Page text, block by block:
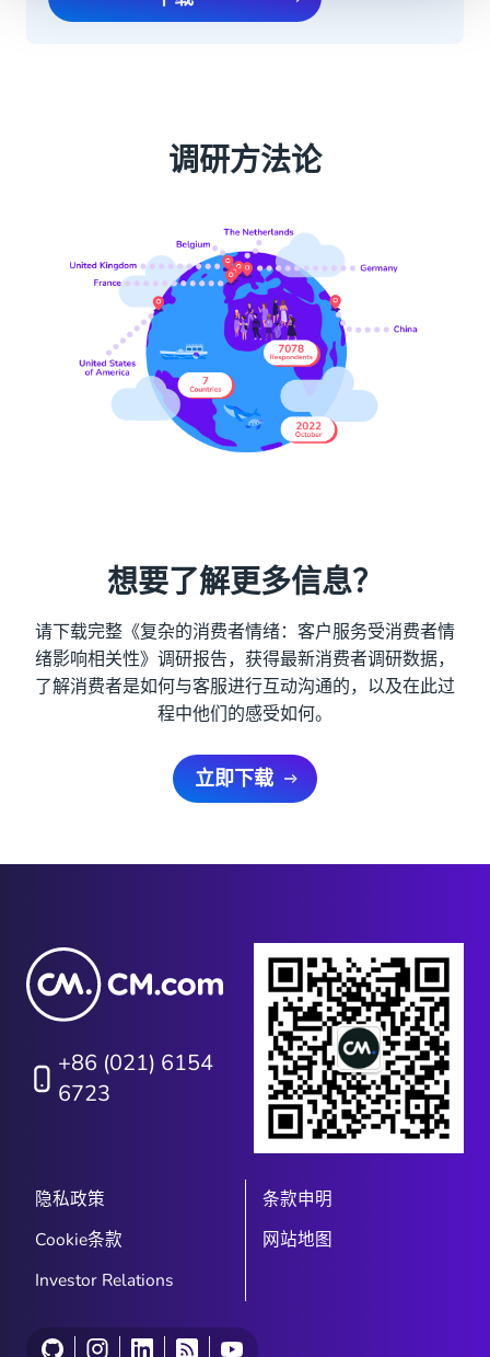
调研方法论
想要了解更多信息？
请下载完整《复杂的消费者情绪：客户服务受消费者情
绪影响相关性》调研报告，获得最新消费者调研数据，
了解消费者是如何与客服进行互动沟通的，以及在此过
程中他们的感受如何。
立即下载
+86 (021) 6154
6723
隐私政策
条款申明
Cookie条款
网站地图
Investor Relations